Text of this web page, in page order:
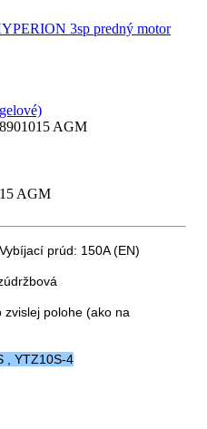
3sp predný motor
AGM
AGM
prúd: 150A (EN)
polohe (ako na
, YTZ10S-4